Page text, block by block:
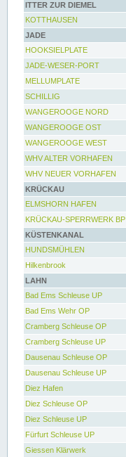
ITTER ZUR DIEMEL
KOTTHAUSEN
JADE
HOOKSIELPLATE
JADE-WESER-PORT
MELLUMPLATE
SCHILLIG
WANGEROOGE NORD
WANGEROOGE OST
WANGEROOGE WEST
WHV ALTER VORHAFEN
WHV NEUER VORHAFEN
KRÜCKAU
ELMSHORN HAFEN
KRÜCKAU-SPERRWERK BP
KÜSTENKANAL
HUNDSMÜHLEN
Hilkenbrook
LAHN
Bad Ems Schleuse UP
Bad Ems Wehr OP
Cramberg Schleuse OP
Cramberg Schleuse UP
Dausenau Schleuse OP
Dausenau Schleuse UP
Diez Hafen
Diez Schleuse OP
Diez Schleuse UP
Fürfurt Schleuse UP
Giessen Klärwerk